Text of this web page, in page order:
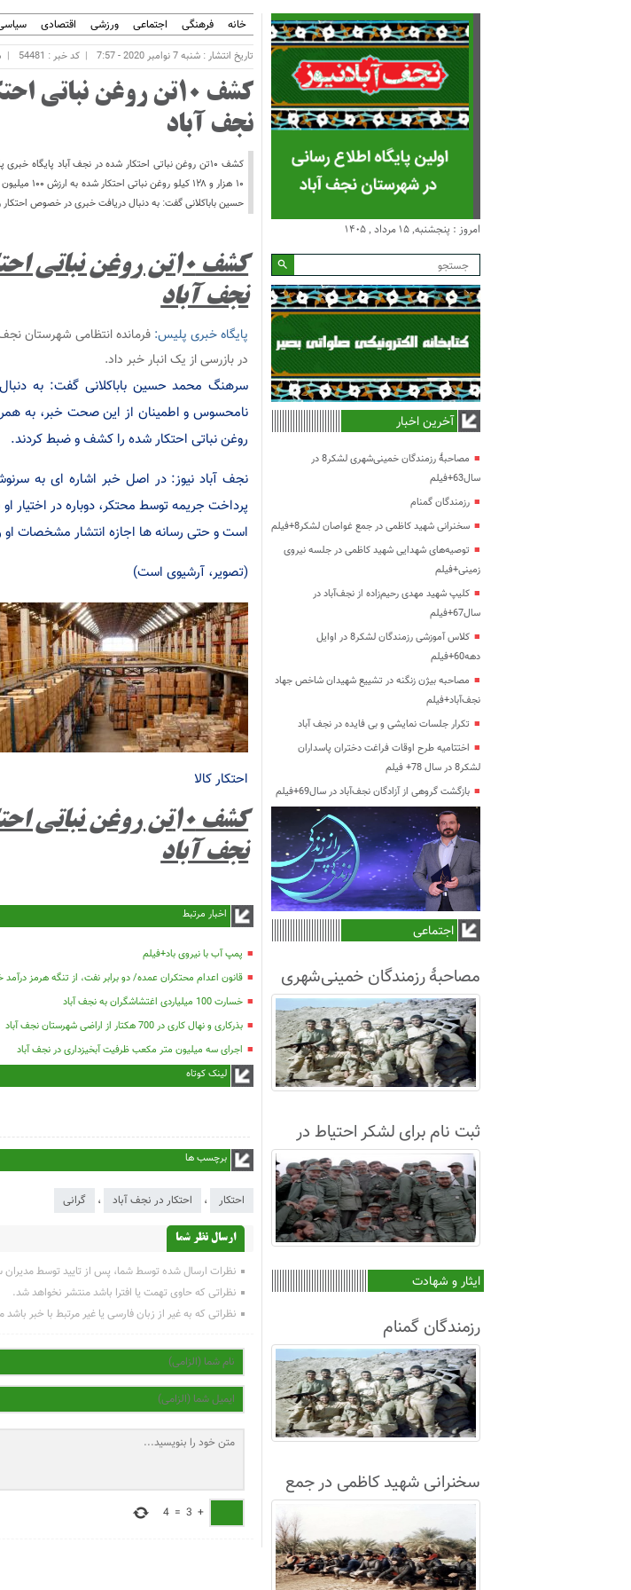
خانه فرهنگی اجتماعی ورزشی اقتصادی
تاریخ انتشار : شنبه 7 نوامبر 2020 - 7:57 کد خبر : 54481
کشف ۱۰تن روغن نباتی
نجف آباد
کشف ۱۰تن روغن نباتی احتکار شده در نجف آباد پایگاه
۱۰ هزار و
حسین باباکلانی گفت: به دنبال دریافت خبری در خصوص احتکار
کشف ۱۰تن روغن نباتی
نجف آباد
پایگاه خبری پلیس:
در بازرسی از یک انبار خبر داد.
سرهنگ محمد حسین باباکلانی گفت: به
روغن نباتی احتکار شده را کشف و ضبط کردند.
نجف آباد نیوز: در اصل خبر اشاره ای به
پرداخت جریمه توسط محتکر، دوباره در اختیار
است و حتی رسانه ها اجازه انتشار مشخصات او
(تصویر، آرشیوی است)
احتکار کالا
کشف ۱۰تن روغن نباتی
نجف آباد
اخبار مرتبط
پمپ آب با نیروی باد+فیلم
قانون اعدام محتکران عمده/ دو برابر نفت، از تنگه هرمز
خسارت 100 میلیاردی اغتشاشگران به نجف آباد
بذرکاری و نهال کاری در 700 هکتار از اراضی شهرستان نجف آباد
اجرای سه میلیون متر مکعب ظرفیت آبخیزداری در نجف آباد
لینک کوتاه
برچسب ها
احتکار ، احتکار در نجف آباد ، گرانی
ارسال نظر شما
نظرات ارسال شده توسط شما، پس از تایید توسط
نظراتی که حاوی تهمت یا افترا باشد منتشر نخواهد شد.
نظراتی که به غیر از زبان فارسی یا غیر مرتبط با خبر
+
3
=
4
امروز : پنجشنبه, ۱۵ مرداد , ۱۴۰۵
آخرین اخبار
مصاحبۀ رزمندگان خمینی‌شهری لشکر8 در
سال63+فیلم
رزمندگان گمنام
سخنرانی شهید کاظمی در جمع غواصان لشکر8+فیلم
توصیه‌های شهدایی شهید کاظمی در جلسه نیروی
زمینی+فیلم
کلیپ شهید مهدی رحیم‌زاده از نجف‌آباد در
سال67+فیلم
کلاس آموزشی رزمندگان لشکر8 در اوایل
دهه60+فیلم
مصاحبه بیژن زنگنه در تشییع شهیدان شاخص جهاد
نجف‌آباد+فیلم
تکرار جلسات نمایشی و بی فایده در نجف آباد
اختتامیه طرح اوقات فراغت دختران پاسداران
لشکر8 در سال 78+ فیلم
بازگشت گروهی از آزادگان نجف‌آباد در سال69+فیلم
اجتماعی
مصاحبۀ رزمندگان خمینی‌شهری
لشکر8 در سال63+فیلم
ثبت نام برای لشکر احتیاط در
نجف آباد
ایثار و شهادت
رزمندگان گمنام
سخنرانی شهید کاظمی در جمع
غواصان لشکر8+فیلم